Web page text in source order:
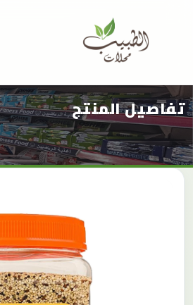
تفاصيل المنتج